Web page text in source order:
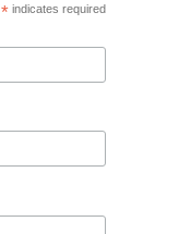
* indicates required